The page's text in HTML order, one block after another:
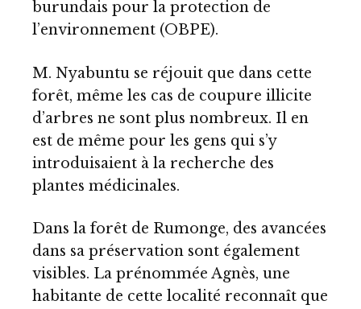
burundais pour la protection de
l’environnement (OBPE).
M. Nyabuntu se réjouit que dans cette
forêt, même les cas de coupure illicite
d’arbres ne sont plus nombreux. Il en
est de même pour les gens qui s’y
introduisaient à la recherche des
plantes médicinales.
Dans la forêt de Rumonge, des avancées
dans sa préservation sont également
visibles. La prénommée Agnès, une
habitante de cette localité reconnaît que